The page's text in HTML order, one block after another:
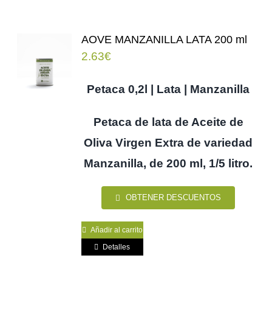
AOVE MANZANILLA LATA 200 ml
2.63€
Petaca 0,2l | Lata | Manzanilla
Petaca de lata de Aceite de
Oliva Virgen Extra de variedad
Manzanilla, de 200 ml, 1/5 litro.
OBTENER DESCUENTOS
Añadir al carrito
Detalles